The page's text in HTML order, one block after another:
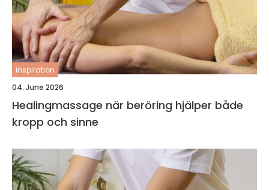
inspiration
04. June 2026
Healingmassage när beröring hjälper både
kropp och sinne